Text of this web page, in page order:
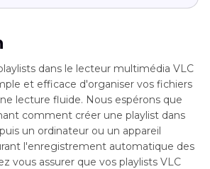
dans le lecteur multimédia VLC
et efficace d'organiser vos fichiers
lecture fluide. Nous espérons que
comment créer une playlist dans
un ordinateur ou un appareil
l'enregistrement automatique des
vous assurer que vos playlists VLC